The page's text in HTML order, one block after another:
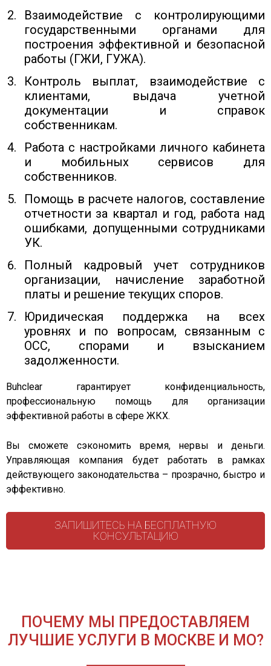
Взаимодействие с контролирующими
государственными органами для
построения эффективной и безопасной
работы (ГЖИ, ГУЖА).
Контроль выплат, взаимодействие с
клиентами, выдача учетной
документации и справок
собственникам.
Работа с настройками личного кабинета
и мобильных сервисов для
собственников.
Помощь в расчете налогов, составление
отчетности за квартал и год, работа над
ошибками, допущенными сотрудниками
УК.
Полный кадровый учет сотрудников
организации, начисление заработной
платы и решение текущих споров.
Юридическая поддержка на всех
уровнях и по вопросам, связанным с
ОСС, спорами и взысканием
задолженности.
Buhclear гарантирует конфиденциальность,
профессиональную помощь для организации
эффективной работы в сфере ЖКХ.
Вы сможете сэкономить время, нервы и деньги.
Управляющая компания будет работать в рамках
действующего законодательства – прозрачно, быстро и
эффективно.
ЗАПИШИТЕСЬ НА БЕСПЛАТНУЮ
КОНСУЛЬТАЦИЮ
ПОЧЕМУ МЫ ПРЕДОСТАВЛЯЕМ
ЛУЧШИЕ УСЛУГИ В МОСКВЕ И МО?